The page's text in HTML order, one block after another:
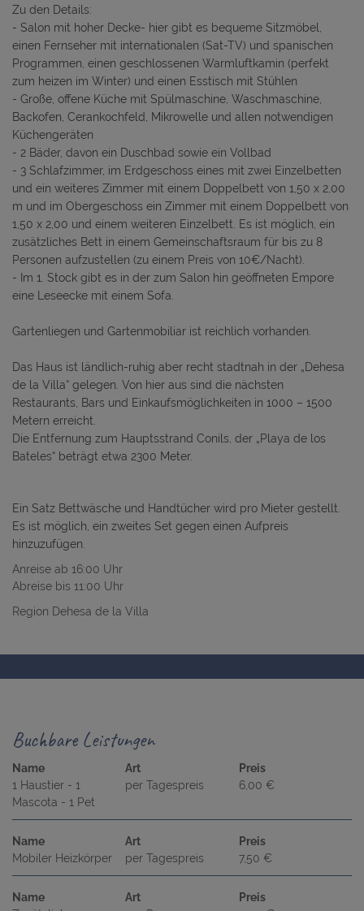
Zu den Details:
- Salon mit hoher Decke- hier gibt es bequeme Sitzmöbel,
einen Fernseher mit internationalen (Sat-TV) und spanischen
Programmen, einen geschlossenen Warmluftkamin (perfekt
zum heizen im Winter) und einen Esstisch mit Stühlen
- Große, offene Küche mit Spülmaschine, Waschmaschine,
Backofen, Cerankochfeld, Mikrowelle und allen notwendigen
Küchengeräten
- 2 Bäder, davon ein Duschbad sowie ein Vollbad
- 3 Schlafzimmer, im Erdgeschoss eines mit zwei Einzelbetten
und ein weiteres Zimmer mit einem Doppelbett von 1,50 x 2,00
m und im Obergeschoss ein Zimmer mit einem Doppelbett von
1,50 x 2,00 und einem weiteren Einzelbett. Es ist möglich, ein
zusätzliches Bett in einem Gemeinschaftsraum für bis zu 8
Personen aufzustellen (zu einem Preis von 10€/Nacht).
- Im 1. Stock gibt es in der zum Salon hin geöffneten Empore
eine Leseecke mit einem Sofa.
Gartenliegen und Gartenmobiliar ist reichlich vorhanden.
Das Haus ist ländlich-ruhig aber recht stadtnah in der „Dehesa
de la Villa“ gelegen. Von hier aus sind die nächsten
Restaurants, Bars und Einkaufsmöglichkeiten in 1000 – 1500
Metern erreicht.
Die Entfernung zum Hauptsstrand Conils, der „Playa de los
Bateles“ beträgt etwa 2300 Meter.
Ein Satz Bettwäsche und Handtücher wird pro Mieter gestellt.
Es ist möglich, ein zweites Set gegen einen Aufpreis
hinzuzufügen.
Anreise ab 16:00 Uhr
Abreise bis 11:00 Uhr
Region Dehesa de la Villa
Buchbare Leistungen
Name
1 Haustier - 1
Mascota - 1 Pet
Art
per Tagespreis
Preis
6,00 €
Name
Mobiler Heizkörper
Art
per Tagespreis
Preis
7,50 €
Name
Art
Preis